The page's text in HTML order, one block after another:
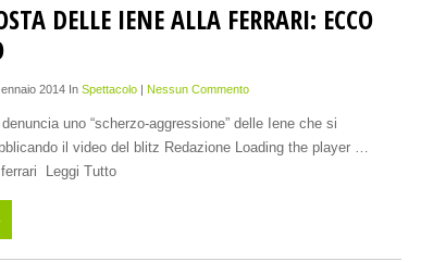
DELLE IENE ALLA FERRARI: ECCO
2014 InSpettacolo |Nessun Commento
uno “scherzo-aggressione” delle Iene che si
il video del blitz Redazione Loading the player …
ferrari Leggi Tutto